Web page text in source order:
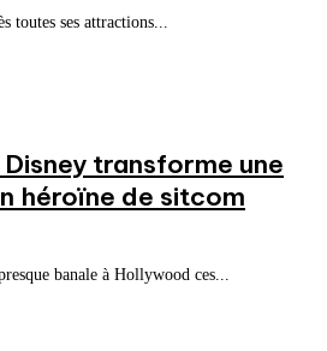
toutes ses attractions...
transforme une
héroïne de sitcom
banale à Hollywood ces...